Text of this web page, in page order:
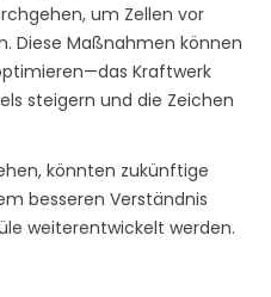
um Zellen vor
Diese Maßnahmen können
Kraftwerk
steigern und die Zeichen
könnten zukünftige
besseren Verständnis
weiterentwickelt werden.